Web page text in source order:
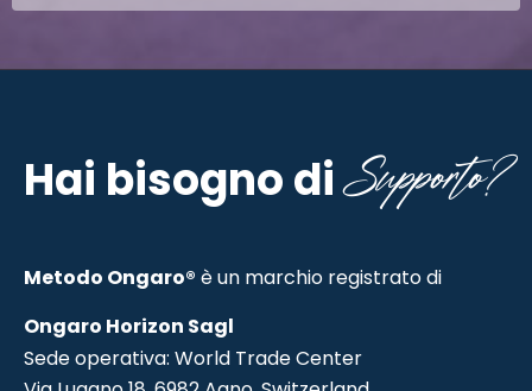
Hai bisogno diSupporto?
Metodo Ongaro® è un marchio registrato di
Ongaro Horizon Sagl
Sede operativa: World Trade Center